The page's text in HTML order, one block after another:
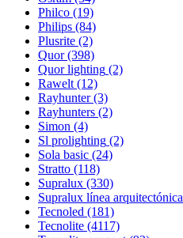
Philco (19)
Philips (84)
Plusrite (2)
Quor (398)
Quor lighting (2)
Rawelt (12)
Rayhunter (3)
Rayhunters (2)
Simon (4)
Sl prolighting (2)
Sola basic (24)
Stratto (118)
Supralux (330)
Supralux línea arquitectónica
Tecnoled (181)
Tecnolite (4117)